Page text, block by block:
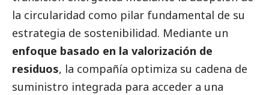
la circularidad como pilar fundamental de su
estrategia de sostenibilidad. Mediante un
enfoque basado en la valorización de
residuos, la compañía optimiza su cadena de
suministro integrada para acceder a una